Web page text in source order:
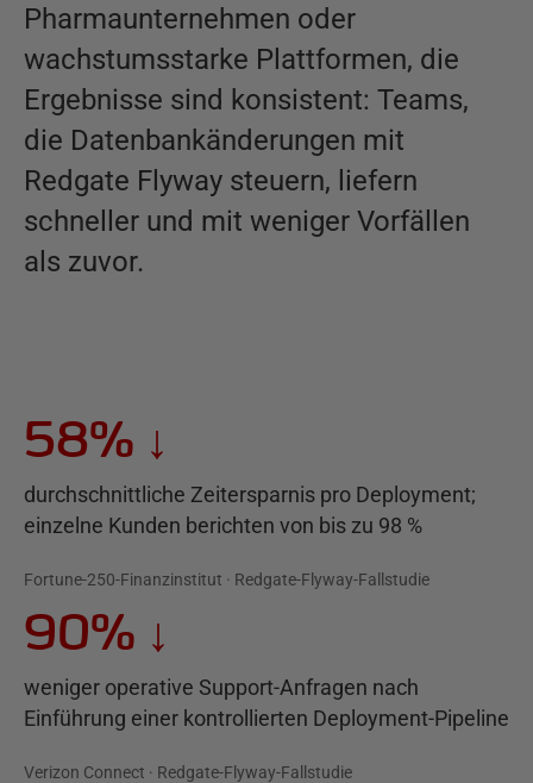
Pharmaunternehmen oder
wachstumsstarke Plattformen, die
Ergebnisse sind konsistent: Teams,
die Datenbankänderungen mit
Redgate Flyway steuern, liefern
schneller und mit weniger Vorfällen
als zuvor.
58% ↓
durchschnittliche Zeitersparnis pro Deployment;
einzelne Kunden berichten von bis zu 98 %
Fortune-250-Finanzinstitut · Redgate-Flyway-Fallstudie
90% ↓
weniger operative Support-Anfragen nach
Einführung einer kontrollierten Deployment-Pipeline
Verizon Connect · Redgate-Flyway-Fallstudie